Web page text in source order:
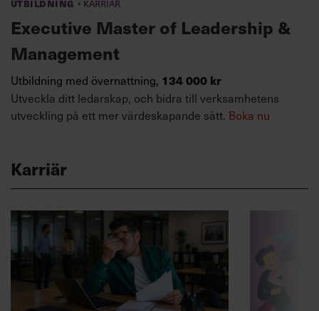
Executive Master of Leadership &
Management
Utbildning med övernattning, 134 000 kr
Utveckla ditt ledarskap, och bidra till verksamhetens
utveckling på ett mer värdeskapande sätt. Boka nu
Karriär